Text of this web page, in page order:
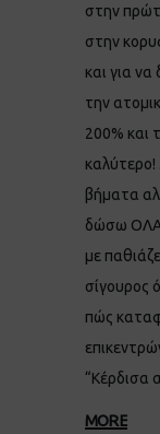
στην
στην
και για
την
200% και
βήματα
δώσω ΟΛΑ.
με
σίγουρος
πώς
“Κέρδισα
MORE